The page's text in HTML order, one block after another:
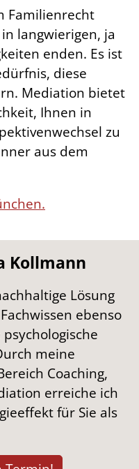
Familienrecht
langwierigen, ja
enden. Es ist
diese
Mediation bietet
Ihnen in
zu
aus dem
Kollmann
Lösung
ebenso
meine
Coaching,
erreiche ich
für Sie als